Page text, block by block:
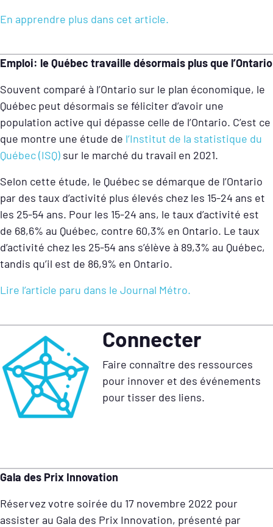
En apprendre plus dans cet article.
Emploi: le Québec travaille désormais plus que l’Ontario
Souvent comparé à l’Ontario sur le plan économique, le
Québec peut désormais se féliciter d’avoir une
population active qui dépasse celle de l’Ontario. C’est ce
que montre une étude de l’Institut de la statistique du
Québec (ISQ) sur le marché du travail en 2021.
Selon cette étude, le Québec se démarque de l’Ontario
par des taux d’activité plus élevés chez les 15-24 ans et
les 25-54 ans. Pour les 15-24 ans, le taux d’activité est
de 68,6% au Québec, contre 60,3% en Ontario. Le taux
d’activité chez les 25-54 ans s’élève à 89,3% au Québec,
tandis qu’il est de 86,9% en Ontario.
Lire l’article paru dans le Journal Métro.
Connecter
Faire connaître des ressources
pour innover et des événements
pour tisser des liens.
Gala des Prix Innovation
Réservez votre soirée du 17 novembre 2022 pour
assister au Gala des Prix Innovation, présenté par